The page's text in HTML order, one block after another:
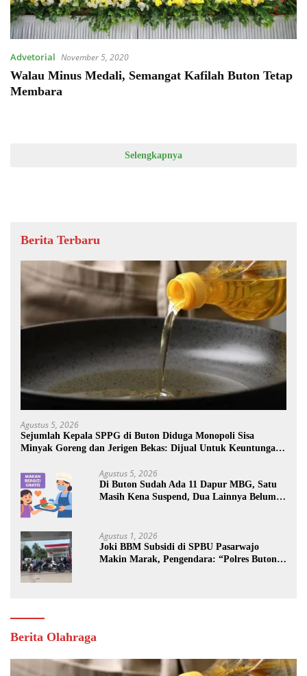
Advetorial November 5, 2020
Walau Minus Medali, Semangat Kafilah Buton Tetap
Membara
Selengkapnya
Berita Terbaru
Agustus 5, 2026
Sejumlah Kepala SPPG di Buton Diduga Monopoli Sisa
Minyak Goreng dan Jerigen Bekas: Dijual Untuk Keuntungan
Agustus 5, 2026
Di Buton Sudah Ada 11 Dapur MBG, Satu
Masih Kena Suspend, Dua Lainnya Belum
Agustus 1, 2026
Joki BBM Subsidi di SPBU Pasarwajo
Makin Marak, Pengendara: “Polres Buton
Berita Olahraga